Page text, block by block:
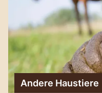
Andere Haustiere